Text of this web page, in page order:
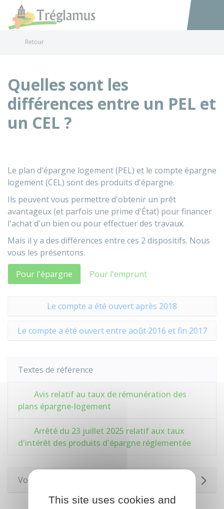
Accéder
Retour
Quelles sont les
différences entre un PEL et
un CEL ?
Le plan d'épargne logement (PEL) et le compte épargne
logement (CEL) sont des produits d'épargne.
Ils peuvent vous permettre d'obtenir un prêt
avantageux (et parfois une prime d'État) pour financer
l'achat d'un bien ou pour effectuer des travaux.
Mais il y a des différences entre ces 2 dispositifs. Nous
vous les présentons.
Pour l'épargne
Pour l'emprunt
Le compte a été ouvert après 2018
Le compte a été ouvert entre août 2016 et fin 2017
Textes de référence
Avis relatif au taux de rémunération des
plans épargne-logement
Arrêté du 23 juillet 2025 relatif aux taux
d'intérêt des produits d'épargne réglementée
Voir aussi
This site uses cookies and